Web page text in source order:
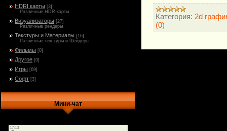
HDRI карты [3]
Различные HDR-карты
Визуализаторы [27]
Различные рендеры
Текстуры и Материалы [16]
Различные текстуры и Шейдеры
Фильмы [0]
Другое [0]
Игры [69]
Софт [3]
Мини-чат
Категория: 2d
(0)